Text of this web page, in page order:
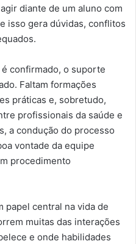
diante de um aluno com
isso gera dúvidas, conflitos
confirmado, o suporte
Faltam formações
práticas e, sobretudo,
profissionais da saúde e
a condução do processo
vontade da equipe
procedimento
papel central na vida de
muitas das interações
e onde habilidades